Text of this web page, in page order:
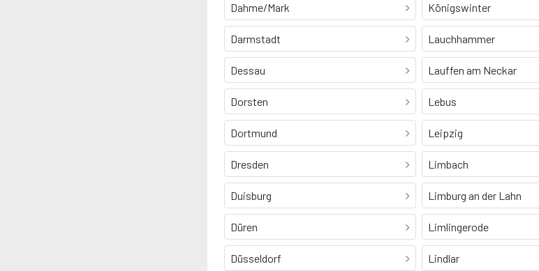
Dahme/Mark
Darmstadt
Dessau
Dorsten
Dortmund
Dresden
Duisburg
Düren
Düsseldorf
Königswinter
Lauchhammer
Lauffen am Neckar
Lebus
Leipzig
Limbach
Limburg an der Lahn
Limlingerode
Lindlar